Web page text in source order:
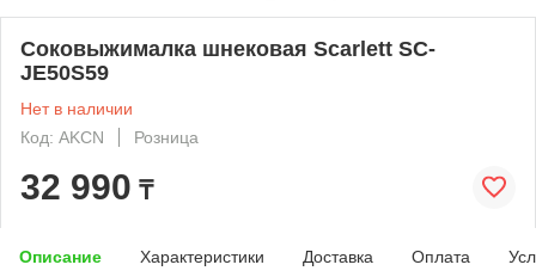
Соковыжималка шнековая Scarlett SC-
JE50S59
Нет в наличии
Код: AKCN
Розница
32 990 ₸
Описание Характеристики Доставка Оплата